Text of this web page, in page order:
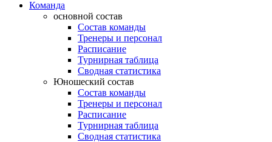
Команда
основной состав
Состав команды
Тренеры и персонал
Расписание
Турнирная таблица
Сводная статистика
Юношеский состав
Состав команды
Тренеры и персонал
Расписание
Турнирная таблица
Сводная статистика